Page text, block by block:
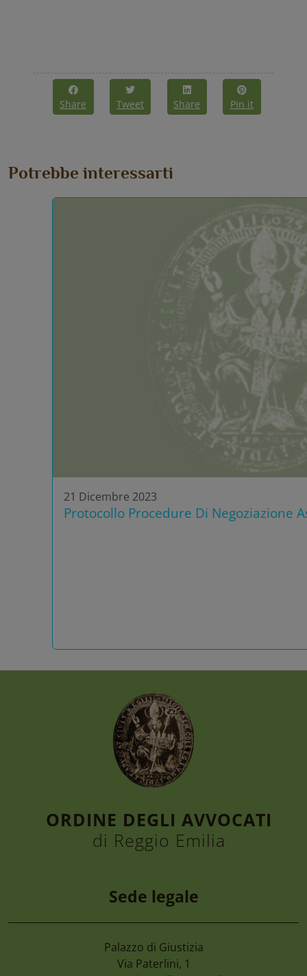
Share Tweet Share Pin it
Potrebbe interessarti
21 Dicembre 2023
Protocollo Procedure Di Negoziazione
7 Agosto 2026
ORDINE DEGLI AVVOCATI
di Reggio Emilia
Sede legale
Palazzo di Giustizia
Via Paterlini, 1